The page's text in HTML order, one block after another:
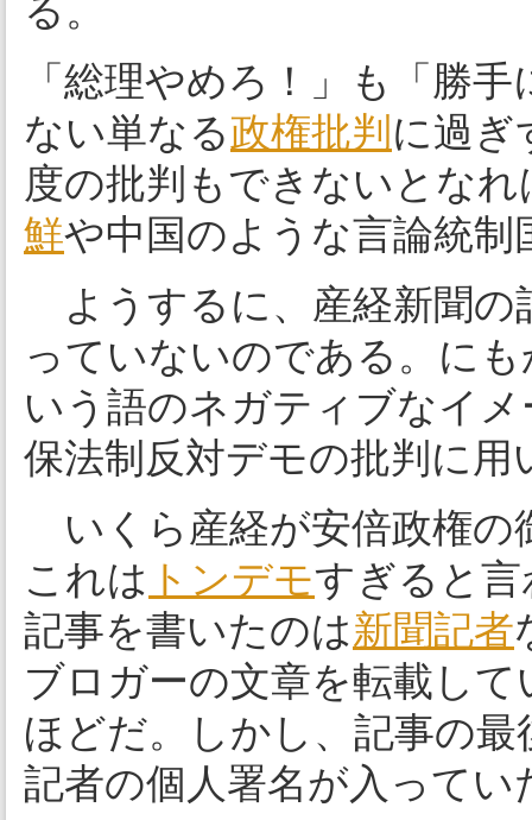
る。
「総理やめろ！」も「勝
ない単なる政権批判 に過ぎ
度の批判もできないとな
鮮や中国のような言論統
ようするに、産経新聞の
っていないのである。に
いう語のネガティブなイ
保法制反対デモの批判に用
いくら産経が安倍政権の
これは トンデモすぎると
記事を書いたのは新聞記者
ブロガーの文章を転載し
ほどだ。しかし、記事の
記者の個人署名が入ってい